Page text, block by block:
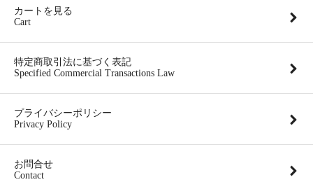
カートを見る
Cart
特定商取引法に基づく表記
Specified Commercial Transactions Law
プライバシーポリシー
Privacy Policy
お問合せ
Contact